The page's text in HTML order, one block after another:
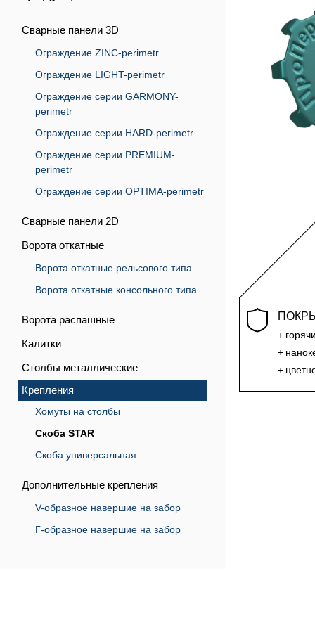
Сварные панели 3D
Ограждение ZINC-perimetr
Ограждение LIGHT-perimetr
Ограждение серии GARMONY-
perimetr
Ограждение серии HARD-perimetr
Ограждение серии PREMIUM-
perimetr
Ограждение серии OPTIMA-perimetr
Сварные панели 2D
Ворота откатные
Ворота откатные рельсового типа
Ворота откатные консольного типа
Ворота распашные
Калитки
Столбы металлические
Крепления
Хомуты на столбы
Скоба STAR
Скоба универсальная
Дополнительные крепления
V-образное навершие на забор
Г-образное навершие на забор